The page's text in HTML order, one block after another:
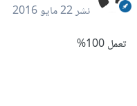
نشر22 مايو 2016
تعمل 100%